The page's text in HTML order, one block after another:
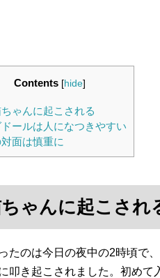
Contents [hide]
ゃんに起こされる
ールは人になつきやすい
面は慎重に
ゃんに起こされ
たのは今日の夜中の2時頃で
叩き起こされました。初めて